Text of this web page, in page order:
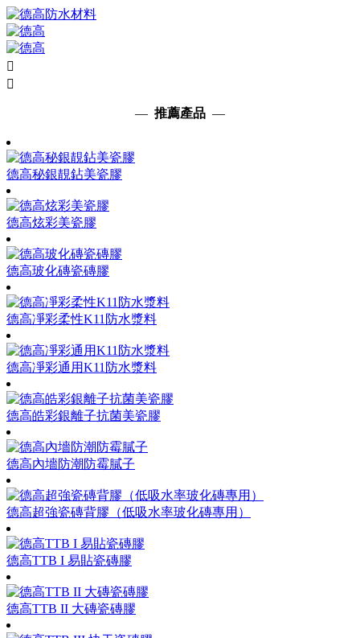


— 推薦產品 —
德高秘銀靚鉆美瓷膠
德高炫彩美瓷膠
德高玻化磚瓷磚膠
德高凈彩柔性K11防水漿料
德高凈彩通用K11防水漿料
德高皓彩銀離子抗菌美瓷膠
德高內墻防潮防霉膩子
德高超強瓷磚背膠（低吸水率玻化磚專用）
德高TTB I 易貼瓷磚膠
德高TTB II 大磚瓷磚膠